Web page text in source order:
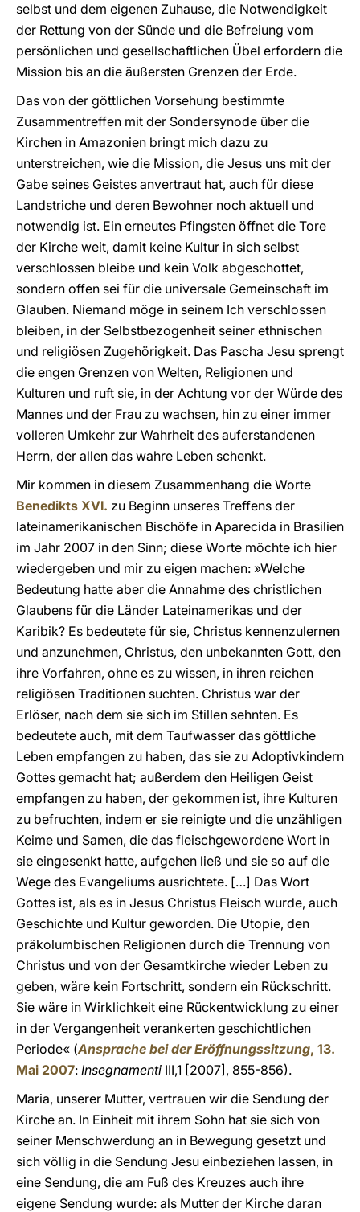
selbst und dem eigenen Zuhause, die Notwendigkeit
der Rettung von der Sünde und die Befreiung vom
persönlichen und gesellschaftlichen Übel erfordern die
Mission bis an die äußersten Grenzen der Erde.
Das von der göttlichen Vorsehung bestimmte
Zusammentreffen mit der Sondersynode über die
Kirchen in Amazonien bringt mich dazu zu
unterstreichen, wie die Mission, die Jesus uns mit der
Gabe seines Geistes anvertraut hat, auch für diese
Landstriche und deren Bewohner noch aktuell und
notwendig ist. Ein erneutes Pfingsten öffnet die Tore
der Kirche weit, damit keine Kultur in sich selbst
verschlossen bleibe und kein Volk abgeschottet,
sondern offen sei für die universale Gemeinschaft im
Glauben. Niemand möge in seinem Ich verschlossen
bleiben, in der Selbstbezogenheit seiner ethnischen
und religiösen Zugehörigkeit. Das Pascha Jesu sprengt
die engen Grenzen von Welten, Religionen und
Kulturen und ruft sie, in der Achtung vor der Würde des
Mannes und der Frau zu wachsen, hin zu einer immer
volleren Umkehr zur Wahrheit des auferstandenen
Herrn, der allen das wahre Leben schenkt.
Mir kommen in diesem Zusammenhang die Worte
Benedikts XVI. zu Beginn unseres Treffens der
lateinamerikanischen Bischöfe in Aparecida in Brasilien
im Jahr 2007 in den Sinn; diese Worte möchte ich hier
wiedergeben und mir zu eigen machen: »Welche
Bedeutung hatte aber die Annahme des christlichen
Glaubens für die Länder Lateinamerikas und der
Karibik? Es bedeutete für sie, Christus kennenzulernen
und anzunehmen, Christus, den unbekannten Gott, den
ihre Vorfahren, ohne es zu wissen, in ihren reichen
religiösen Traditionen suchten. Christus war der
Erlöser, nach dem sie sich im Stillen sehnten. Es
bedeutete auch, mit dem Taufwasser das göttliche
Leben empfangen zu haben, das sie zu Adoptivkindern
Gottes gemacht hat; außerdem den Heiligen Geist
empfangen zu haben, der gekommen ist, ihre Kulturen
zu befruchten, indem er sie reinigte und die unzähligen
Keime und Samen, die das fleischgewordene Wort in
sie eingesenkt hatte, aufgehen ließ und sie so auf die
Wege des Evangeliums ausrichtete. […] Das Wort
Gottes ist, als es in Jesus Christus Fleisch wurde, auch
Geschichte und Kultur geworden. Die Utopie, den
präkolumbischen Religionen durch die Trennung von
Christus und von der Gesamtkirche wieder Leben zu
geben, wäre kein Fortschritt, sondern ein Rückschritt.
Sie wäre in Wirklichkeit eine Rückentwicklung zu einer
in der Vergangenheit verankerten geschichtlichen
Periode« (Ansprache bei der Eröffnungssitzung, 13.
Mai 2007: Insegnamenti III,1 [2007], 855-856).
Maria, unserer Mutter, vertrauen wir die Sendung der
Kirche an. In Einheit mit ihrem Sohn hat sie sich von
seiner Menschwerdung an in Bewegung gesetzt und
sich völlig in die Sendung Jesu einbeziehen lassen, in
eine Sendung, die am Fuß des Kreuzes auch ihre
eigene Sendung wurde: als Mutter der Kirche daran